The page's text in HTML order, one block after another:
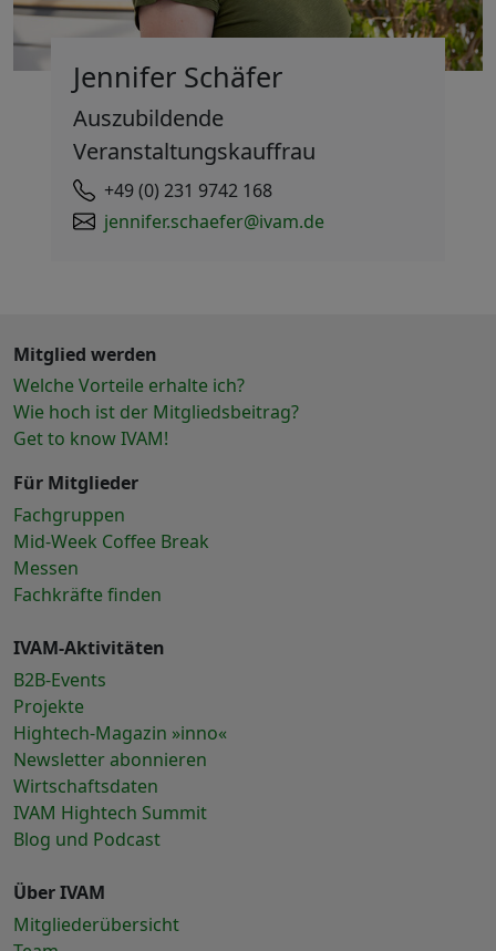
Jennifer Schäfer
Auszubildende
Veranstaltungskauffrau
+49 (0) 231 9742 168
jennifer.schaefer@ivam.de
Mitglied werden
Welche Vorteile erhalte ich?
Wie hoch ist der Mitgliedsbeitrag?
Get to know IVAM!
Für Mitglieder
Fachgruppen
Mid-Week Coffee Break
Messen
Fachkräfte finden
IVAM-Aktivitäten
B2B-Events
Projekte
Hightech-Magazin »inno«
Newsletter abonnieren
Wirtschaftsdaten
IVAM Hightech Summit
Blog und Podcast
Über IVAM
Mitgliederübersicht